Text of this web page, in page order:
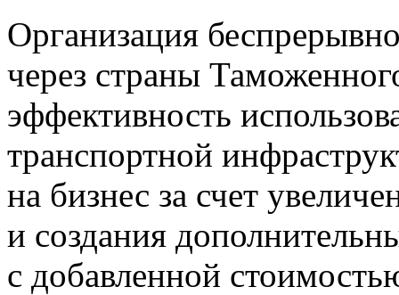
Организация
через страны
эффективность
транспортной
на бизнес за счет
и создания
с добавленной